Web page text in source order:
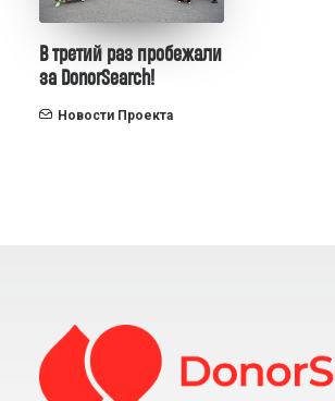
В третий раз пробежали
за DonorSearch!
Новости Проекта